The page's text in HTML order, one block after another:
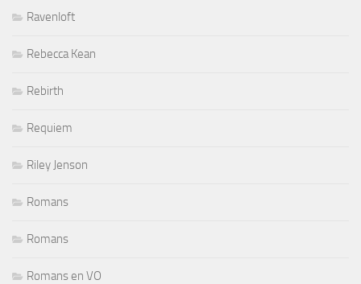
Ravenloft
Rebecca Kean
Rebirth
Requiem
Riley Jenson
Romans
Romans
Romans en VO